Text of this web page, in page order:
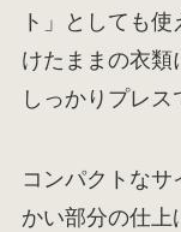
ト」としても
けたままの衣類
しっかりプレス
コンパクトなサ
かい部分の仕上